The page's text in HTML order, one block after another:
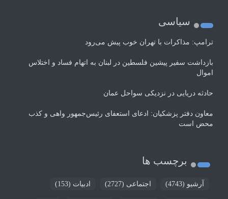
سیاسی
ترامپ: مذاکرات با تهران خوب پیش می‌رود
بازداشت سفیر پیشین فلسطین در لبنان به اتهام فساد و اختلاس
اموال
حادثه دریایی در نزدیکی سواحل عمان
معاون دفتر پزشکیان: ادعای استعفای رئیس‌جمهور واهی و کذب
محض است
برچسب ها
آرشیو (4743) اجتماعی (2727) ادبیات (153)